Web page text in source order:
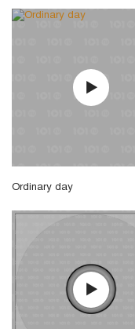
Ordinary day